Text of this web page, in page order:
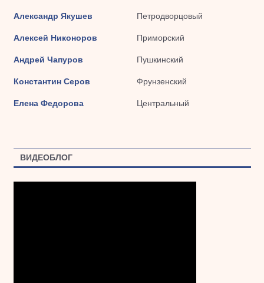
Александр Якушев Петродворцовый
Алексей Никоноров Приморский
Андрей Чапуров Пушкинский
Константин Серов Фрунзенский
Елена Федорова Центральный
ВИДЕОБЛОГ